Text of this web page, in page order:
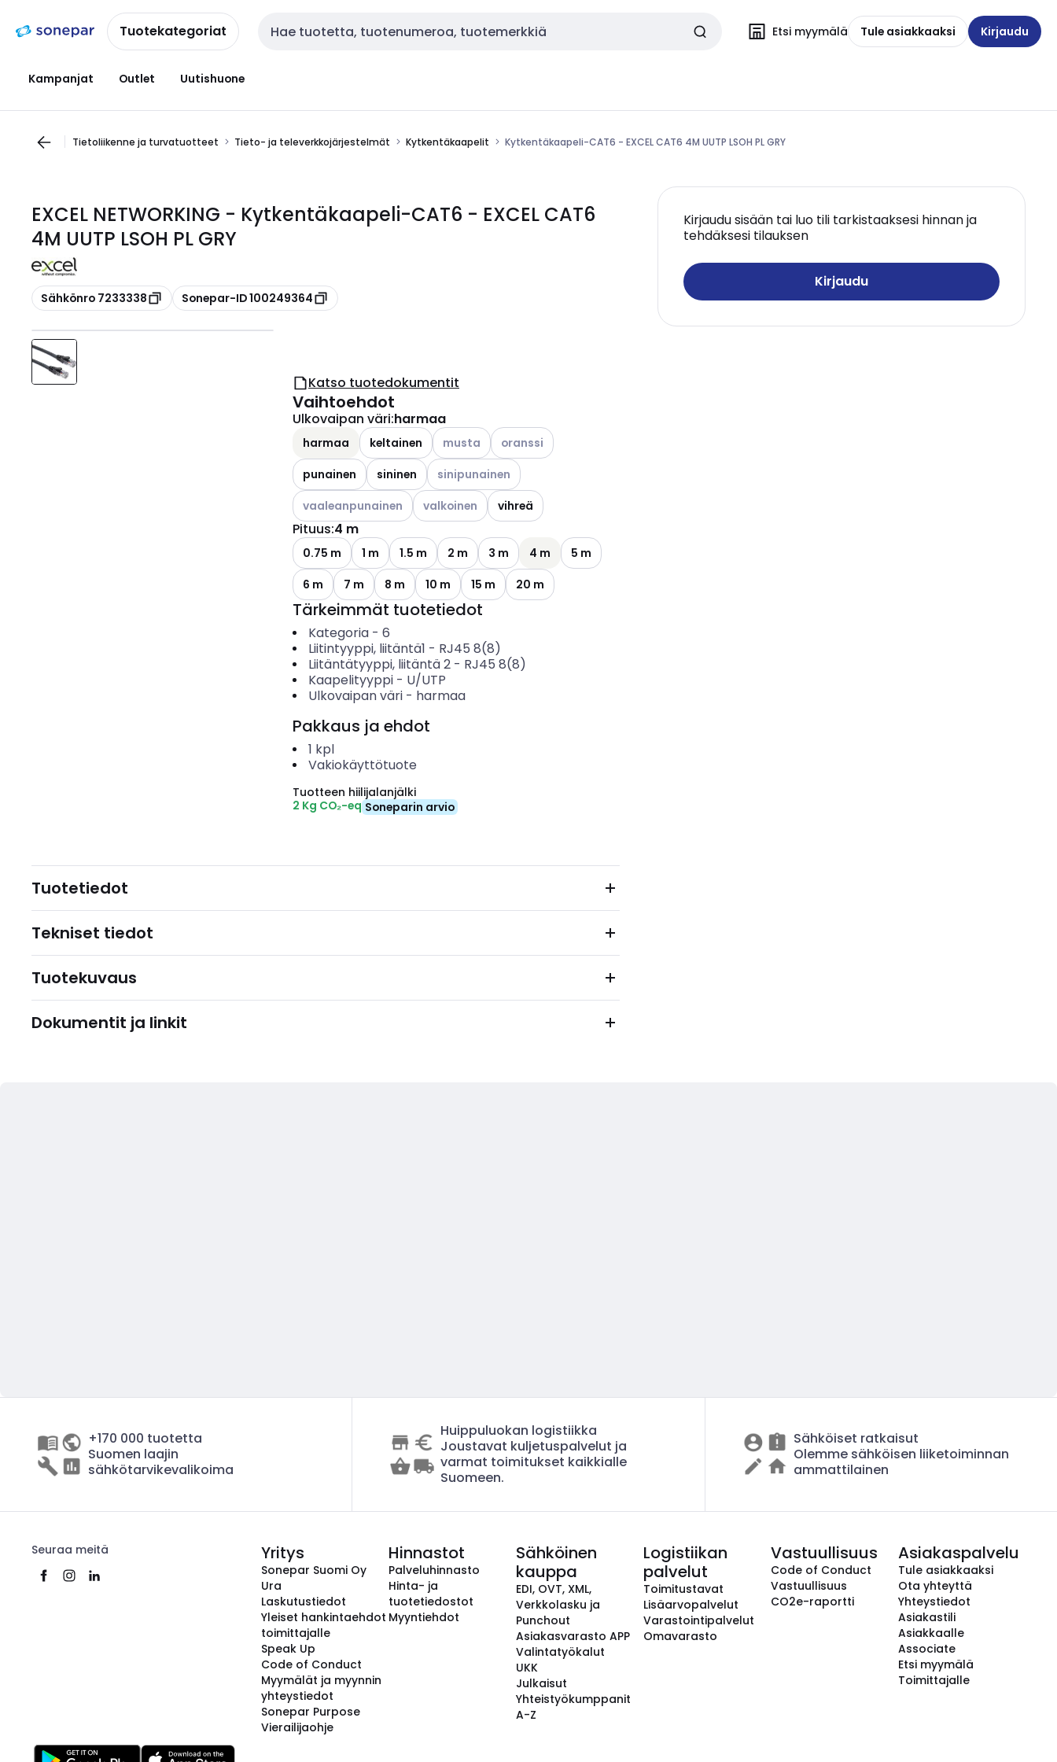
navigointiinsisältöönTuotekategoriat Haku Etsi myymälä Tule asiakkaaksi Kirjaudu
Kampanjat Outlet Uutishuone
Tietoliikenne ja turvatuotteet Tieto- ja televerkkojärjestelmät Kytkentäkaapelit Kytkentäkaapeli-CAT6 - EXCEL CAT6 4M UUTP LSOH PL GRY
EXCEL NETWORKING - Kytkentäkaapeli-CAT6 - EXCEL CAT6
4M UUTP LSOH PL GRY
Kopioi
Sähkönro 7233338 Kopioi
Sonepar-ID 100249364
Kirjaudu sisään tai luo tili tarkistaaksesi hinnan ja
tehdäksesi tilauksen
Kirjaudu
Katso tuotedokumentit
Vaihtoehdot
Ulkovaipan väri:harmaa
harmaa keltainen Katso käytettävissä olevat vaihtoehdot
musta Katso käytettävissä olevat vaihtoehdot
oranssi
punainen
sininen Katso käytettävissä olevat vaihtoehdot
sinipunainen
Katso käytettävissä olevat vaihtoehdot
vaaleanpunainen Katso käytettävissä olevat vaihtoehdot
valkoinen vihreä
Pituus:4 m
0.75 m 1 m 1.5 m 2 m 3 m 4 m
5 m
6 m
7 m 8 m 10 m 15 m 20 m
Tärkeimmät tuotetiedot
Kategoria- 6
Liitintyyppi, liitäntä1 - RJ45 8(8)
Liitäntätyyppi, liitäntä 2- RJ45 8(8)
Kaapelityyppi- U/UTP
Ulkovaipan väri- harmaa
Pakkaus ja ehdot
1 kpl
Vakiokäyttötuote
Tuotteen hiilijalanjälki
2 Kg CO₂-eq Soneparin arvio
Tuotetiedot
Tekniset tiedot
Tuotekuvaus
Dokumentit ja linkit
+170 000 tuotetta
Suomen laajin
sähkötarvikevalikoima
Huippuluokan logistiikka
Joustavat kuljetuspalvelut ja
varmat toimitukset kaikkialle
Suomeen.
Sähköiset ratkaisut
Olemme sähköisen liiketoiminnan
ammattilainen
Seuraa meitä Yritys
Sonepar Suomi Oy
Ura
Laskutustiedot
Yleiset hankintaehdot
toimittajalle
Speak Up
Code of Conduct
Myymälät ja myynnin
yhteystiedot
Sonepar Purpose
Vierailijaohje
Hinnastot
Palveluhinnasto
Hinta- ja
tuotetiedostot
Myyntiehdot
Sähköinen
kauppa
EDI, OVT, XML,
Verkkolasku ja
Punchout
Asiakasvarasto APP
Valintatyökalut
UKK
Julkaisut
Yhteistyökumppanit
A-Z
Logistiikan
palvelut
Toimitustavat
Lisäarvopalvelut
Varastointipalvelut
Omavarasto
Vastuullisuus
Code of Conduct
Vastuullisuus
CO2e-raportti
Asiakaspalvelu
Tule asiakkaaksi
Ota yhteyttä
Yhteystiedot
Asiakastili
Asiakkaalle
Associate
Etsi myymälä
Toimittajalle